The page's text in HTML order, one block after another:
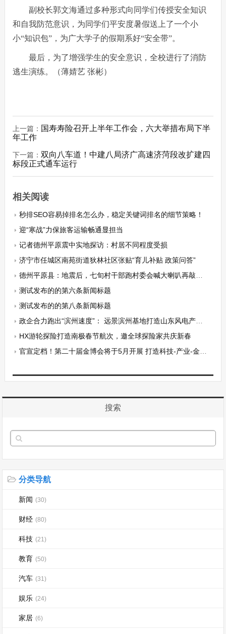
副校长郭文海通过多种形式向同学们传授安全知识
和自我防范意识，为同学们平安度暑假送上了一个小
小“知识包”，为广大学子的假期系好“安全带”。
最后，为了增强学生的安全意识，全校进行了消防
逃生演练。（薄婧艺 张彬）
上一篇： 国寿寿险召开上半年工作会，六大举措布局下半
年工作
下一篇： 双向八车道！中建八局济广高速济菏段改扩建四
标段正式通车运行
相关阅读
秒排SEO容易掉排名怎么办，稳定关键词排名的细节策略！
迎“寒战”力保旅客运输畅通显担当
记者德州平原震中实地探访：村居不同程度受损
济宁市任城区南苑街道狄林社区张贴“育儿补贴 政策问答”
德州平原县：地震后，七旬村干部跑村委会喊大喇叭再敲门叫醒村民
测试发布的的第六条新闻标题
测试发布的的第八条新闻标题
政企合力跑出“滨州速度”： 远景滨州基地打造山东风电产业新样板
HX游轮探险打造南极春节航次，邀全球探险家共庆新春
官宣定档！第二十届金博会将于5月开展 打造科技-产业-金融一站式投融资平台！
搜索
分类导航
新闻 (30)
财经 (80)
科技 (21)
教育 (50)
汽车 (31)
娱乐 (24)
家居 (6)